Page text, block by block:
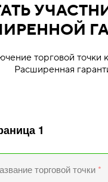
торговой точки
Расширенная
1
торговой точки*